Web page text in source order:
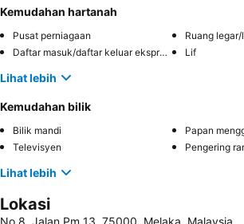
Kemudahan hartanah
Pusat perniagaan
Ruang legar/
Daftar masuk/daftar keluar ekspres
Lif
Lihat lebih
Kemudahan bilik
Bilik mandi
Papan
Televisyen
Pengering
Lihat lebih
Lokasi
No 8, Jalan Pm 13, 75000, Melaka, Malaysia